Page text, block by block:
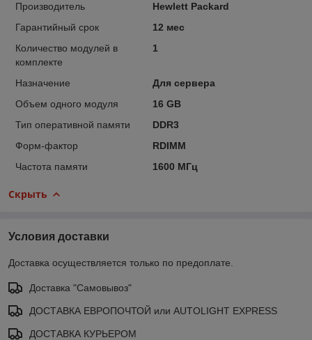
Производитель
Hewlett Packard
Гарантийный срок
12 мес
Количество модулей в
комплекте
1
Назначение
Для сервера
Объем одного модуля
16 GB
Тип оперативной памяти
DDR3
Форм-фактор
RDIMM
Частота памяти
1600 МГц
Скрыть
Условия доставки
Доставка осуществляется только по предоплате.
Доставка "Самовывоз"
ДОСТАВКА ЕВРОПОЧТОЙ или AUTOLIGHT EXPRESS
ДОСТАВКА КУРЬЕРОМ